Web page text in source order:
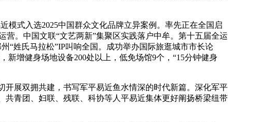
式入选2025中国群众文化品牌立异案例。率先正在全国启
。中国文联“文艺两新”集聚区实践落户中牟。第十五届全运
“姓氏马拉松”IP叫响全国。成功举办国际旅逛城市市长论
新增健身场地设备200处以上，低免场馆9个，“15分钟健身
展双拥共建，书写军平易近鱼水情深的时代新篇。深化军平
青团、妇联、残联、科协等人平易近集体更好阐扬桥梁纽带